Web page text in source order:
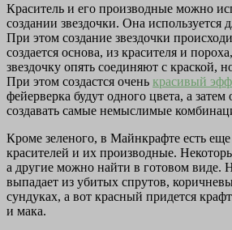
Краситель и его производные можно
создании звездочки. Она используется
При этом создание звездочки
создается основа, из красителя и
звездочку опять соединяют с краской,
При этом создастся очень красивый
фейерверка будут одного цвета, а
создавать самые немыслимые
Кроме зеленого, в Майнкрафте есть
красителей и их производные.
а другие можно найти в готовом виде.
выпадает из убитых спрутов,
сундуках, а вот красный придется
и мака.